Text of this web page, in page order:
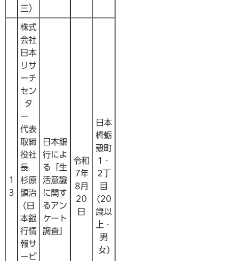
三）
1
3
株式
会社
日本
リサ
ーチ
セン
タ
ー
代表
取締
役社
長
杉原
領治
(日
本銀
行情
報サ
ービ
日本銀
行によ
る「生
活意識
に関す
るアン
ケート
調査」
令和
7年
8月
20
日
日本
橋蛎
殻町
1・
2丁
目
(20
歳以
上・
男
女)